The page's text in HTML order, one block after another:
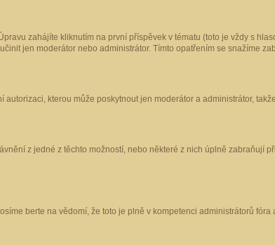
zahájíte kliknutím na první příspěvek v tématu (toto je vždy s
jen moderátor nebo administrátor. Tímto opatřením se snažíme
kterou může poskytnout jen moderátor a administrátor,
z jedné z těchto možností, nebo některé z nich úplně zabraňují
berte na vědomí, že toto je plně v kompetenci administrátorů